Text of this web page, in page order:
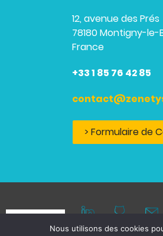
12, avenue des Prés
78180 Montigny-
France
+33 1 85 76 42 85
> Formulaire de
Nous utilisons des cookies